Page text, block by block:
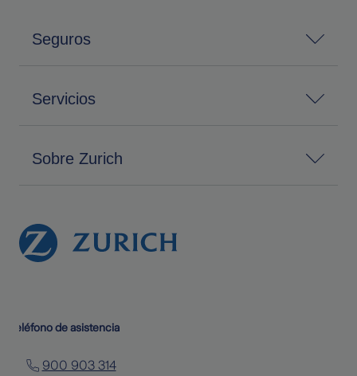
Seguros
Servicios
Sobre Zurich
Teléfono de asistencia
900 903 314